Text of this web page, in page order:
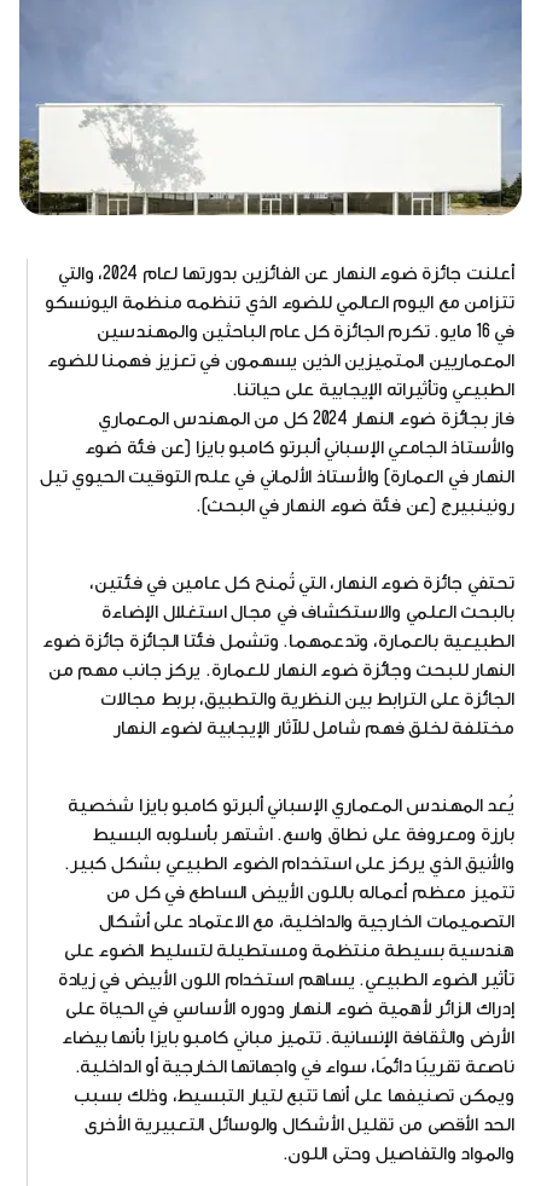
أعلنت جائزة ضوء النهار عن الفائزين بدورتها لعام 2024، والتي
تتزامن مع اليوم العالمي للضوء الذي تنظمه منظمة اليونسكو
في 16 مايو. تكرم الجائزة كل عام الباحثين والمهندسين
المعماريين المتميزين الذين يسهمون في تعزيز فهمنا للضوء
الطبيعي وتأثيراته الإيجابية على حياتنا.
فاز بجائزة ضوء النهار 2024 كل من المهندس المعماري
والأستاذ الجامعي الإسباني ألبرتو كامبو بايزا (عن فئة ضوء
النهار في العمارة) والأستاذ الألماني في علم التوقيت الحيوي تيل
رونينبيرج (عن فئة ضوء النهار في البحث).
تحتفي جائزة ضوء النهار، التي تُمنح كل عامين في فئتين،
بالبحث العلمي والاستكشاف في مجال استغلال الإضاءة
الطبيعية بالعمارة، وتدعمهما. وتشمل فئتا الجائزة جائزة ضوء
النهار للبحث وجائزة ضوء النهار للعمارة. يركز جانب مهم من
الجائزة على الترابط بين النظرية والتطبيق، بربط مجالات
مختلفة لخلق فهم شامل للآثار الإيجابية لضوء النهار
يُعد المهندس المعماري الإسباني ألبرتو كامبو بايزا شخصية
بارزة ومعروفة على نطاق واسع. اشتهر بأسلوبه البسيط
والأنيق الذي يركز على استخدام الضوء الطبيعي بشكل كبير.
تتميز معظم أعماله باللون الأبيض الساطع في كل من
التصميمات الخارجية والداخلية، مع الاعتماد على أشكال
هندسية بسيطة منتظمة ومستطيلة لتسليط الضوء على
تأثير الضوء الطبيعي. يساهم استخدام اللون الأبيض في زيادة
إدراك الزائر لأهمية ضوء النهار ودوره الأساسي في الحياة على
الأرض والثقافة الإنسانية. تتميز مباني كامبو بايزا بأنها بيضاء
ناصعة تقريبًا دائمًا، سواء في واجهاتها الخارجية أو الداخلية.
ويمكن تصنيفها على أنها تتبع لتيار التبسيط، وذلك بسبب
الحد الأقصى من تقليل الأشكال والوسائل التعبيرية الأخرى
والمواد والتفاصيل وحتى اللون.